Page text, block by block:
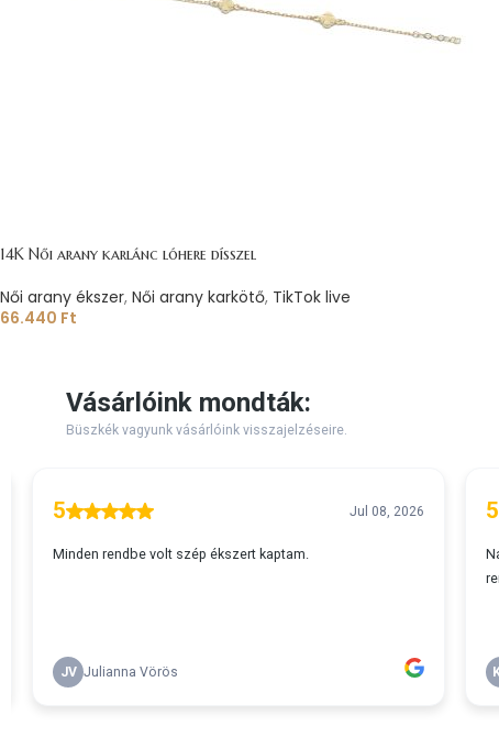
14K Női arany karlánc lóhere dísszel
Női arany ékszer, Női arany karkötő, TikTok live
66.440 Ft